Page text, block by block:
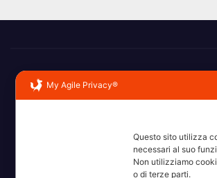
Erba, Brianza, Lario: raccontate con la
ricorda la domanda.
My Agile Privacy®
Questo sito utilizza
necessari al suo
Non utilizziamo
o di terze parti.